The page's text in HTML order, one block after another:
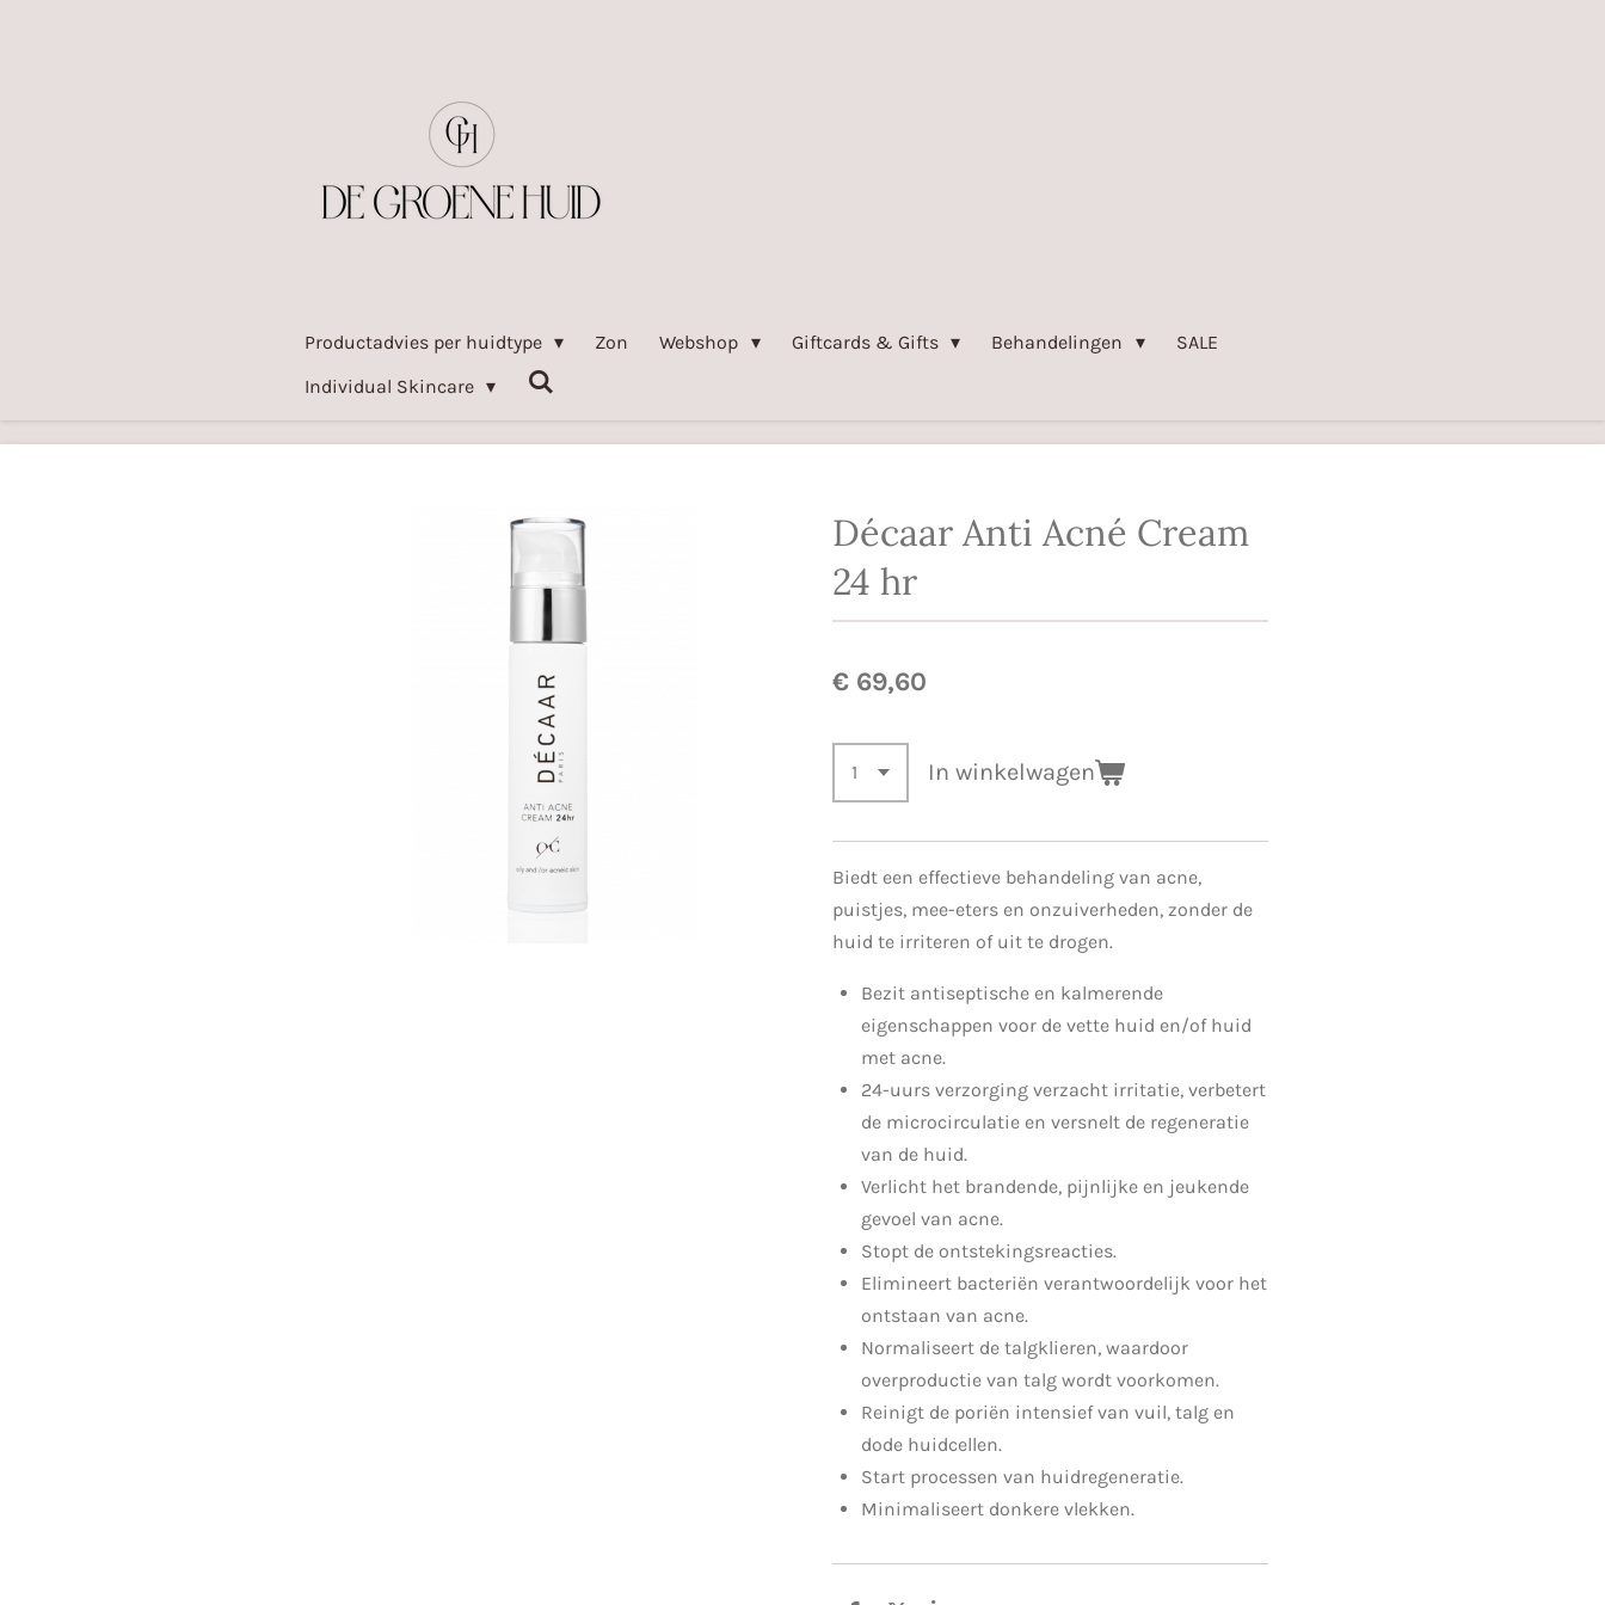
Productadvies per huidtype Zon Webshop Giftcards & Gifts Behandelingen
SALE
Individual Skincare
Décaar Anti Acné Cream
24 hr
€ 69,60
In winkelwagen
Biedt een effectieve behandeling van acne,
puistjes, mee-eters en onzuiverheden, zonder de
huid te irriteren of uit te drogen.
Bezit antiseptische en kalmerende
eigenschappen voor de vette huid en/of huid
met acne.
24-uurs verzorging verzacht irritatie, verbetert
de microcirculatie en versnelt de regeneratie
van de huid.
Verlicht het brandende, pijnlijke en jeukende
gevoel van acne.
Stopt de ontstekingsreacties.
Elimineert bacteriën verantwoordelijk voor het
ontstaan van acne.
Normaliseert de talgklieren, waardoor
overproductie van talg wordt voorkomen.
Reinigt de poriën intensief van vuil, talg en
dode huidcellen.
Start processen van huidregeneratie.
Minimaliseert donkere vlekken.